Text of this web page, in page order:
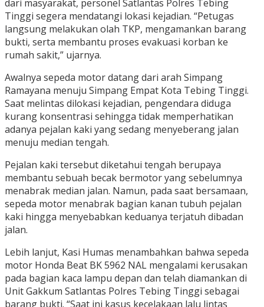
dari masyarakat, personel Satlantas Polres Tebing
Tinggi segera mendatangi lokasi kejadian. “Petugas
langsung melakukan olah TKP, mengamankan barang
bukti, serta membantu proses evakuasi korban ke
rumah sakit,” ujarnya.
Awalnya sepeda motor datang dari arah Simpang
Ramayana menuju Simpang Empat Kota Tebing Tinggi.
Saat melintas dilokasi kejadian, pengendara diduga
kurang konsentrasi sehingga tidak memperhatikan
adanya pejalan kaki yang sedang menyeberang jalan
menuju median tengah.
Pejalan kaki tersebut diketahui tengah berupaya
membantu sebuah becak bermotor yang sebelumnya
menabrak median jalan. Namun, pada saat bersamaan,
sepeda motor menabrak bagian kanan tubuh pejalan
kaki hingga menyebabkan keduanya terjatuh dibadan
jalan.
Lebih lanjut, Kasi Humas menambahkan bahwa sepeda
motor Honda Beat BK 5962 NAL mengalami kerusakan
pada bagian kaca lampu depan dan telah diamankan di
Unit Gakkum Satlantas Polres Tebing Tinggi sebagai
barang bukti. “Saat ini kasus kecelakaan lalu lintas